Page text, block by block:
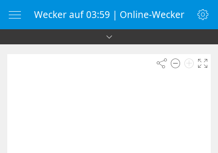
Wecker auf 03:59 | Online-Wecker